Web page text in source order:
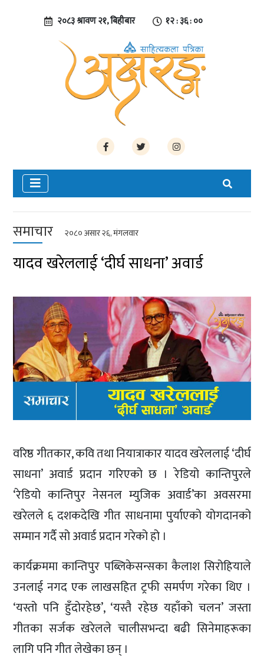
२०८३ श्रावण २१, बिहीबार १२ : ३६ : ०१
समाचार २०८० असार २६, मंगलवार
यादव खरेललाई ‘दीर्घ साधना’ अवार्ड
वरिष्ठ गीतकार, कवि तथा नियात्राकार यादव खरेललाई ‘दीर्घ
साधना’ अवार्ड प्रदान गरिएको छ । रेडियो कान्तिपुरले
‘रेडियो कान्तिपुर नेसनल म्युजिक अवार्ड’का अवसरमा
खरेलले ६ दशकदेखि गीत साधनामा पुर्याएको योगदानको
सम्मान गर्दै सो अवार्ड प्रदान गरेको हो ।
कार्यक्रममा कान्तिपुर पब्लिकेसन्सका कैलाश सिरोहियाले
उनलाई नगद एक लाखसहित ट्रफी समर्पण गरेका थिए ।
‘यस्तो पनि हुँदोरहेछ’, ‘यस्तै रहेछ यहाँको चलन’ जस्ता
गीतका सर्जक खरेलले चालीसभन्दा बढी सिनेमाहरूका
लागि पनि गीत लेखेका छन् ।